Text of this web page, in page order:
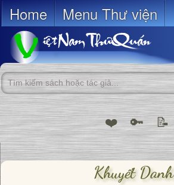
Home Menu Thư viện
❤️ 🔑 📝
Khuyết Danh